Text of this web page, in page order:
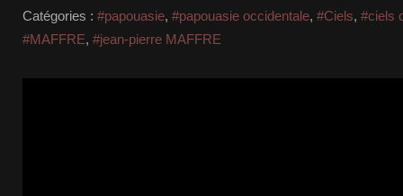
Catégories : #papouasie, #papouasie occidentale, #Ciels, #ciels
#MAFFRE, #jean-pierre MAFFRE